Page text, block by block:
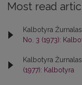
Most read
Kalbotyra Žurnalas,
No. 3 (1973):
Kalbotyra Žurnalas,
(1977): Kalbotyra